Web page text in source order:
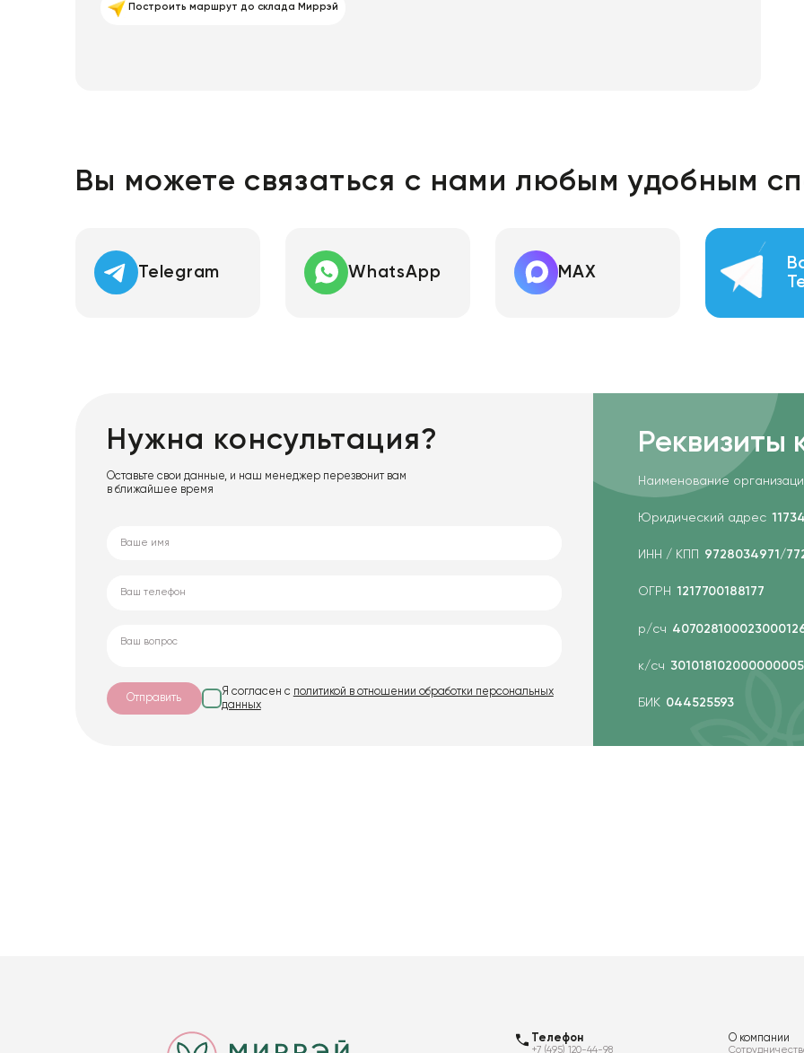
Построить маршрут до склада Миррэй
Вы можете связаться с нами любым удобным
Telegram WhatsApp MAX
Нужна консультация?
Оставьте свои данные, и наш менеджер перезвонит вам
в ближайшее время
Отправить
Я согласен с политикой в отношении обработки персональных
данных
Реквизиты
Наименование
Юридический адрес
ИНН / КПП 9728034971/
ОГРН 1217700188177
р/сч
к/сч
БИК 044525593
Телефон
+7 (495) 120-44-98
О компании